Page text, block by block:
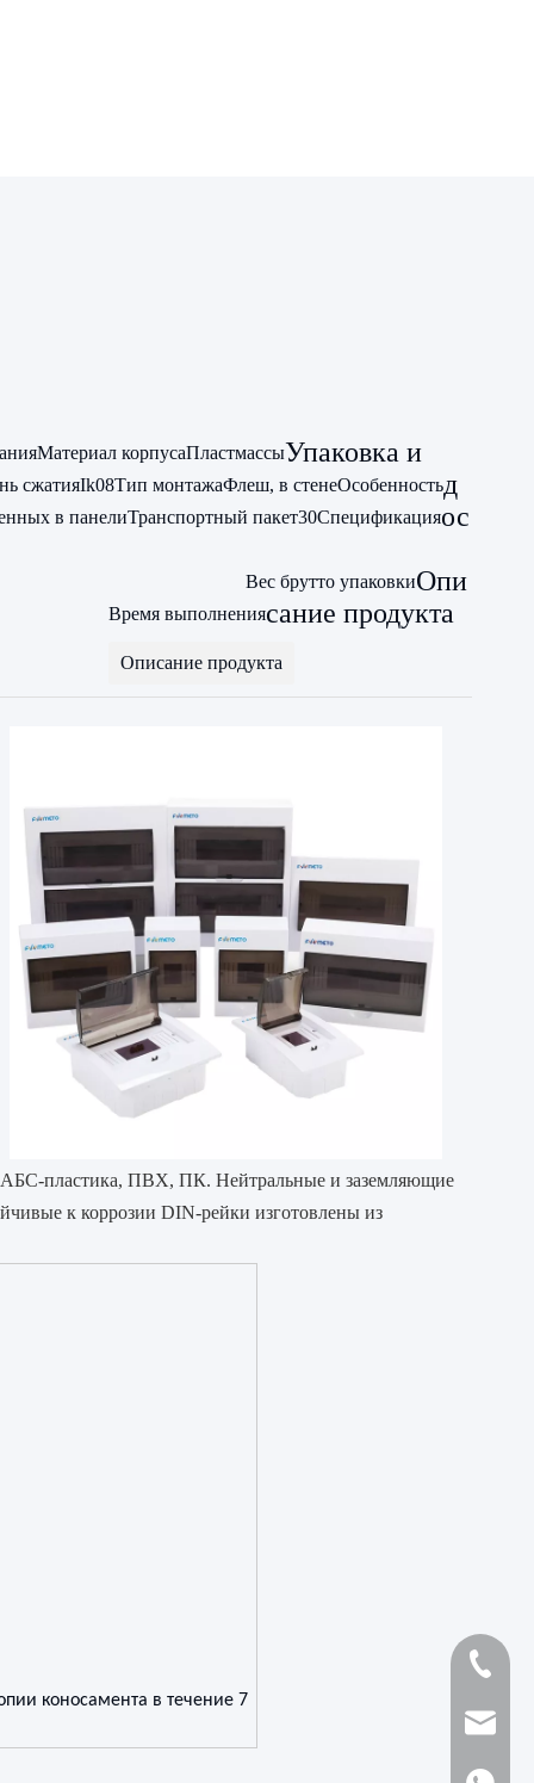
Материал корпусаПластмассы
сжатияIk08Тип монтажаФлеш, в стенеОсобенность
в панелиТранспортный пакет30Спецификация
Упаковка и
д
ос
Вес брутто упаковки
Время выполнения
Опи
сание продукта
Описание продукта
АБС-пластика, ПВХ, ПК. Нейтральные и заземляющие
к коррозии DIN-рейки изготовлены из
коносамента в течение 7
+86-